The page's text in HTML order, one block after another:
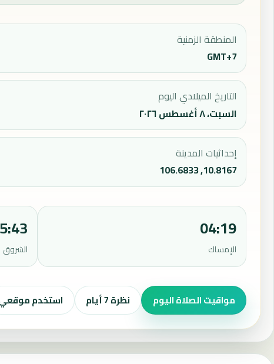
المنطقة الزمنية
GMT+7
التاريخ الميلادي اليوم
السبت، ٨ أغسطس ٢٠٢٦
إحداثيات المدينة
10.8167, 106.6833
04:19
الإمساك الشروق
مواقيت الصلاة اليوم نظرة 7 أيام استخدم